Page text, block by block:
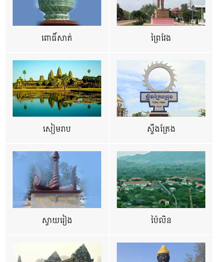
ពោធិ៍សាត់ ព្រៃវែង
សៀមរាប ស្ទឹងត្រែង
ស្វាយរៀង ប៉ៃលិន